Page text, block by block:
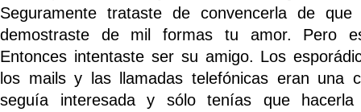
Seguramente trataste de convencerla de
demostraste de mil formas tu amor. Pero
Entonces intentaste ser su amigo. Los
los mails y las llamadas telefónicas eran una
seguía interesada y sólo tenías que hacerla